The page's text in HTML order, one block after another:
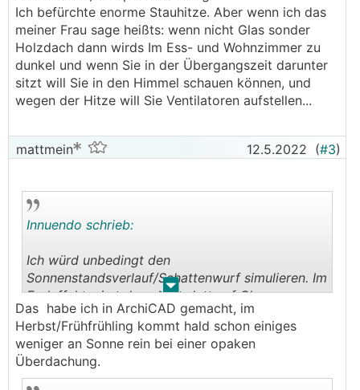
Ich befürchte enorme Stauhitze. Aber wenn ich das
meiner Frau sage heißts: wenn nicht Glas sonder
Holzdach dann wirds Im Ess- und Wohnzimmer zu
dunkel und wenn Sie in der Übergangszeit darunter
sitzt will Sie in den Himmel schauen können, und
wegen der Hitze will Sie Ventilatoren aufstellen...
mattmein 12.5.2022 (#3)
. .
Innuendo schrieb:
Ich würd unbedingt den
Sonnenstandsverlauf/Schattenwurf simulieren. Im
Endeffekt wirst dann komplett auf Glas
verzichten. Hatten genau die Selbe Entscheidung
hinter uns. Tiefstehende Sonne in den kalten
Monaten bringt genug solare Gewinne selbst bei
unsrer 4m Überdachung. Ansonsten kommt man
ohne Überglas Beschattung nicht über den
Das habe ich in ArchiCAD gemacht, im
Herbst/Frühfrühling kommt hald schon einiges
weniger an Sonne rein bei einer opaken
Überdachung.